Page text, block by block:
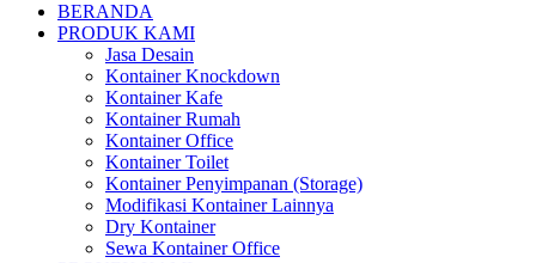
BERANDA
PRODUK KAMI
Jasa Desain
Kontainer Knockdown
Kontainer Kafe
Kontainer Rumah
Kontainer Office
Kontainer Toilet
Kontainer Penyimpanan (Storage)
Modifikasi Kontainer Lainnya
Dry Kontainer
Sewa Kontainer Office